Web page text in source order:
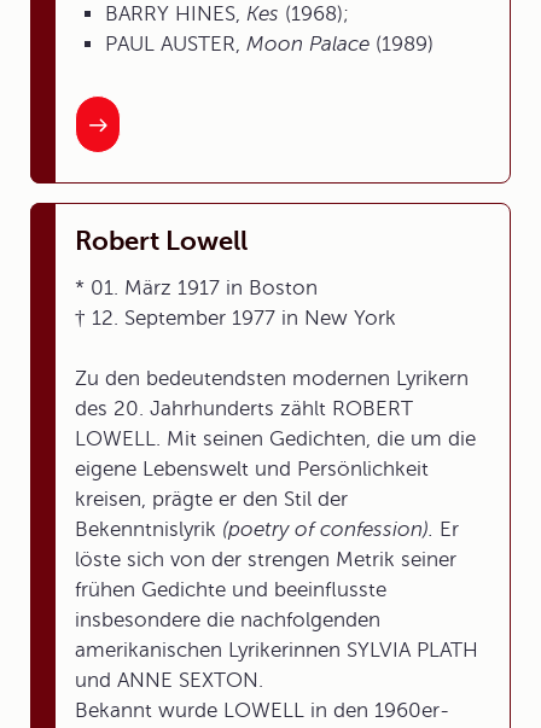
BARRY HINES, Kes (1968);
PAUL AUSTER, Moon Palace (1989)
Robert Lowell
* 01. März 1917 in Boston
† 12. September 1977 in New York
Zu den bedeutendsten modernen Lyrikern
des 20. Jahrhunderts zählt ROBERT
LOWELL. Mit seinen Gedichten, die um die
eigene Lebenswelt und Persönlichkeit
kreisen, prägte er den Stil der
Bekenntnislyrik (poetry of confession). Er
löste sich von der strengen Metrik seiner
frühen Gedichte und beeinflusste
insbesondere die nachfolgenden
amerikanischen Lyrikerinnen SYLVIA PLATH
und ANNE SEXTON.
Bekannt wurde LOWELL in den 1960er-